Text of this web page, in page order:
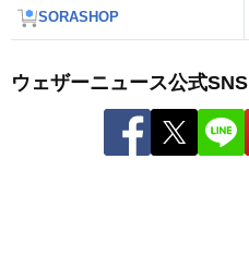
SORASHOP
ウェザーニュース公式SNS